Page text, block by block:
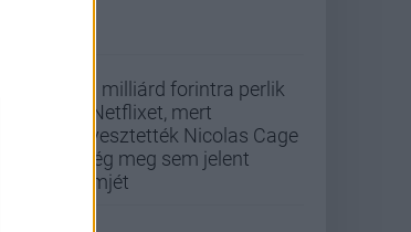
33 milliárd forintra perlik
a Netflixet, mert
elvesztették Nicolas Cage
még meg sem jelent
filmjét